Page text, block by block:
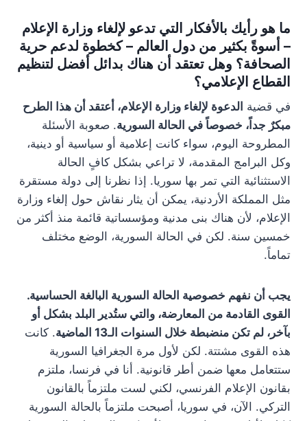
ما هو رأيك بالأفكار التي تدعو لإلغاء وزارة الإعلام
– أسوةً بكثير من دول العالم – كخطوة لدعم حرية
الصحافة؟ وهل تعتقد أن هناك بدائل أفضل لتنظيم
القطاع الإعلامي؟
في قضية الدعوة لإلغاء وزارة الإعلام، أعتقد أن هذا الطرح
مبكرٌ جداً، خصوصاً في الحالة السورية. صعوبة الأسئلة
المطروحة اليوم، سواء كانت إعلامية أو سياسية أو دينية،
وكل البرامج المقدمة، لا تراعي بشكل كافٍ الحالة
الاستثنائية التي تمر بها سوريا. إذا نظرنا إلى دولة مستقرة
مثل المملكة الأردنية، يمكن أن يثار نقاش حول إلغاء وزارة
الإعلام، لأن هناك بنى مدنية ومؤسساتية قائمة منذ أكثر من
خمسين سنة. لكن في الحالة السورية، الوضع مختلف
تماماً.
يجب أن نفهم خصوصية الحالة السورية البالغة الحساسية.
القوى القادمة من المعارضة، والتي ستُدير البلد بشكل أو
بآخر، لم تكن منضبطة خلال السنوات الـ13 الماضية
. كانت
هذه القوى مشتتة. لكن لأول مرة الجغرافيا السورية
ستتعامل معها ضمن أطر قانونية. أنا في فرنسا، ملتزم
بقانون الإعلام الفرنسي، لكني لست ملتزماً بالقانون
التركي. الآن، في سوريا، أصبحت ملتزماً بالحالة السورية